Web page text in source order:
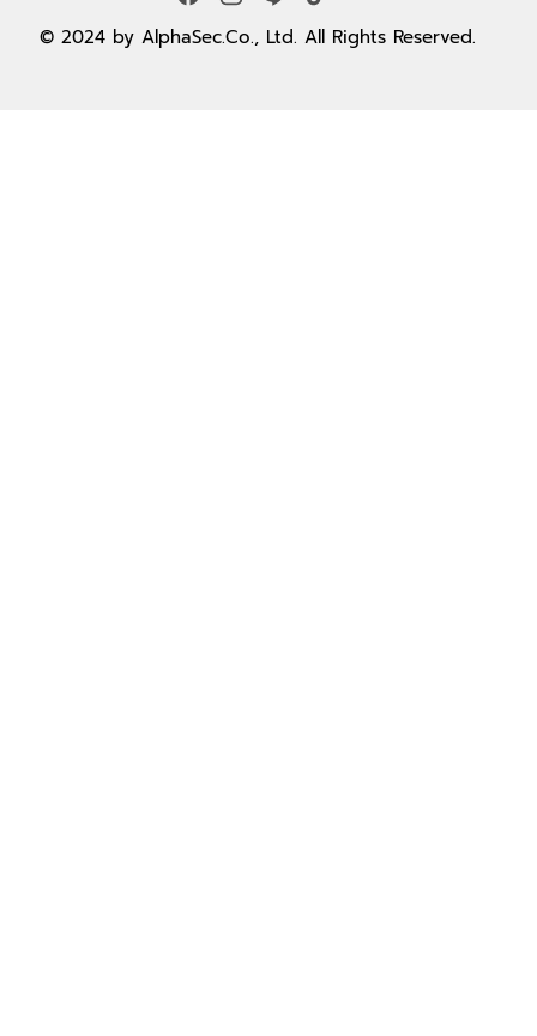
© 2024 by AlphaSec.Co., Ltd. All Rights Reserved.